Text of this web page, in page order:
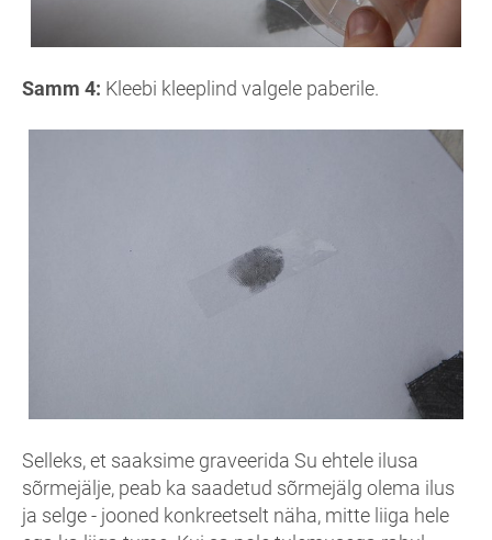
Samm 4: Kleebi kleeplind valgele paberile.
Selleks, et saaksime graveerida Su ehtele ilusa
sõrmejälje, peab ka saadetud sõrmejälg olema ilus
ja selge - jooned konkreetselt näha, mitte liiga hele